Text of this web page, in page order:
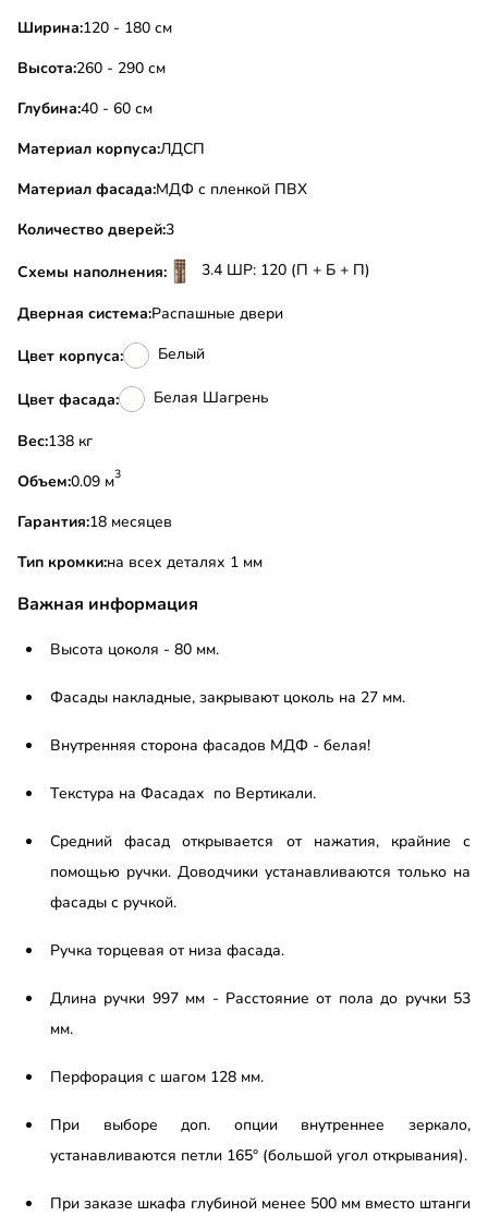
Ширина:120 - 180 см
Высота:260 - 290 см
Глубина:40 - 60 см
Материал корпуса:ЛДСП
Материал фасада:МДФ с пленкой ПВХ
Количество дверей:3
Схемы наполнения: 3.4 ШР: 120 (П + Б + П)
Дверная система:Распашные двери
Цвет корпуса: Белый
Цвет фасада: Белая Шагрень
Вес:
138 кг
Объем:
0.09 м3
Гарантия:18 месяцев
Тип кромки:на всех деталях 1 мм
Важная информация
Высота цоколя - 80 мм.
Фасады накладные, закрывают цоколь на 27 мм.
Внутренняя сторона фасадов МДФ - белая!
Текстура на Фасадах по Вертикали.
Средний фасад открывается от нажатия, крайние с
помощью ручки. Доводчики устанавливаются только на
фасады с ручкой.
Ручка торцевая от низа фасада.
Длина ручки 997 мм - Расстояние от пола до ручки 53
мм.
Перфорация с шагом 128 мм.
При выборе доп. опции внутреннее зеркало,
устанавливаются петли 165° (большой угол открывания).
При заказе шкафа глубиной менее 500 мм вместо штанги